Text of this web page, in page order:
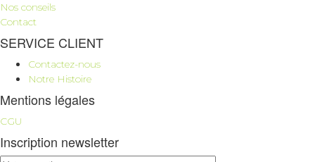
Nos conseils
Contact
SERVICE CLIENT
Contactez-nous
Notre Histoire
Mentions légales
CGU
Inscription newsletter